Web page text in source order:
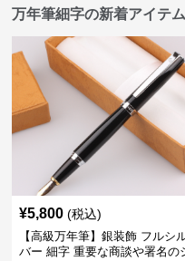
万年筆細字の新着アイテム
¥5,800 (税込)
【高級万年筆】銀装飾 フルシ
バー 細字 重要な商談や署名の